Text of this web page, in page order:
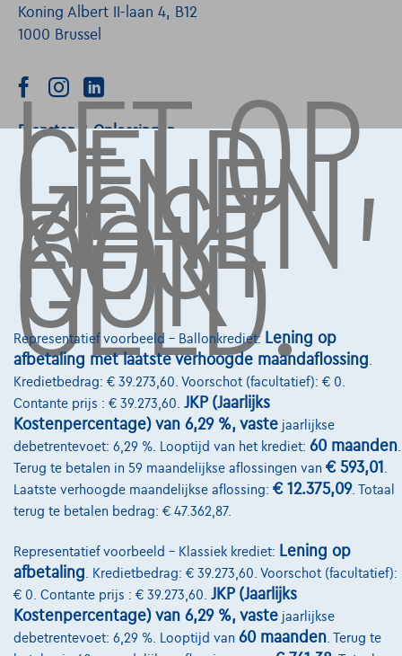
LET OP,
GELD
LENEN
KOST
OOK
GELD.
Representatief voorbeeld – Ballonkrediet: Lening op
afbetaling met laatste verhoogde maandaflossing
Kredietbedrag: € 39.273,60. Voorschot (facultatief): € 0.
Contante prijs : € 39.273,60. JKP (Jaarlijks
Kostenpercentage) van 6,29 %, vaste jaarlijkse
debetrentevoet: 6,29 %. Looptijd van het krediet: 60 maanden
Terug te betalen in 59 maandelijkse aflossingen van € 593,01
Laatste verhoogde maandelijkse aflossing: € 12.375,09. Totaal
terug te betalen bedrag: € 47.362,87.
Representatief voorbeeld – Klassiek krediet: Lening op
afbetaling . Kredietbedrag: € 39.273,60. Voorschot (facultatief):
€ 0. Contante prijs : € 39.273,60. JKP (Jaarlijks
Kostenpercentage) van 6,29 %, vaste jaarlijkse
debetrentevoet: 6,29 %. Looptijd van 60 maanden . Terug te
Koning Albert II-laan 4, B12
1000 Brussel
Diensten & Oplossingen
Pechverhelping verzekering
Financiering
Autoverzekering
Lease en persoonlijke lease
Over Ons
Word klant
Wie zijn we
Kwaliteitscharter
Onze dealers
Onze partners
Contact
@2024 TCS Mobility SA/NV Copyright